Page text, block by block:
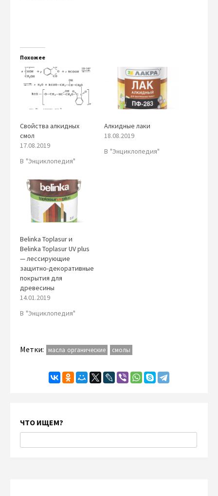
Похожее
Свойства алкидных
смол
17.08.2019
В "Энциклопедия"
Алкидные лаки
18.08.2019
В "Энциклопедия"
Belinka Toplasur и
Belinka Toplasur UV plus
— лессирующие
защитно-декоративные
покрытия для
древесины
14.01.2019
В "Энциклопедия"
Метки: масла органические смолы
ЧТО ИЩЕМ?